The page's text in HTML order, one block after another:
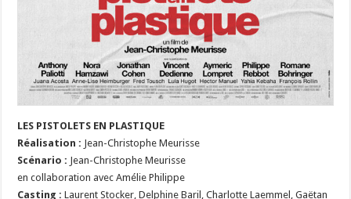
LES PISTOLETS EN PLASTIQUE
Réalisation : Jean-Christophe Meurisse
Scénario: Jean-Christophe Meurisse
en collaboration avec Amélie Philippe
Casting : Laurent Stocker, Delphine Baril, Charlotte Laemmel, Gaëtan